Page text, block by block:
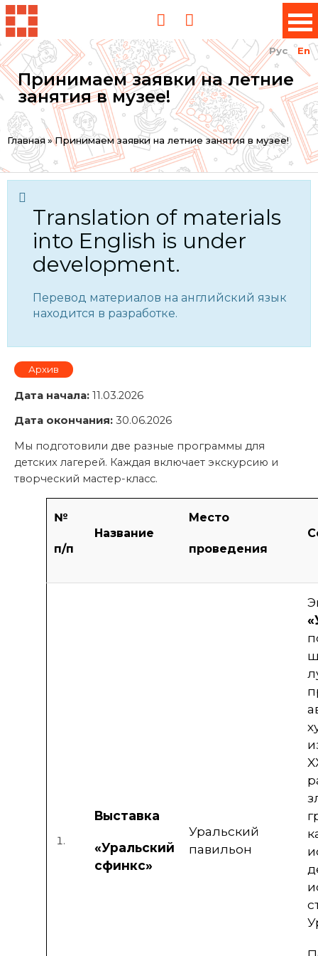
Рус En
Принимаем заявки на летние
занятия в музее!
You
are
here
Главная»Принимаем заявки на летние занятия в музее!
Translation of materials
into English is under
development.
Перевод материалов на английский язык
находится в разработке.
Архив
Дата начала: 11.03.2026
Дата окончания: 30.06.2026
Мы подготовили две разные программы для
детских лагерей. Каждая включает экскурсию и
творческий мастер-класс.
№
п/п
Название
Место
проведения
Выставка
«Уральский
сфинкс»
Уральский
павильон